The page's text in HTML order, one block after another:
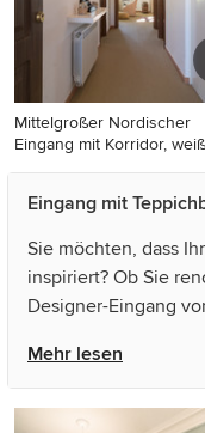
Mittelgroßer Nordischer
Eingang mit Korridor, weiß
Mittelgroßer
Eingang mit Korridor,
Einzeltür und dunkler
Holzhaustür in
Eingang mit
Sie möchten, dass
inspiriert? Ob Sie
Designer-Eingang
und Architekten
dWArchitecte
Wellness. Sehen
Mehr lesen